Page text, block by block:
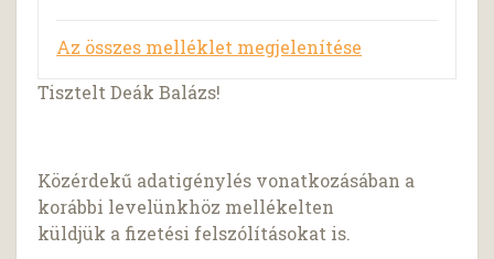
Az összes melléklet megjelenítése
Tisztelt Deák Balázs!
Közérdekű adatigénylés vonatkozásában a
korábbi levelünkhöz mellékelten
küldjük a fizetési felszólításokat is.